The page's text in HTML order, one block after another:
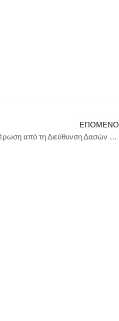
ΕΠΌΜΕΝΟ
Δήμος Καστοριάς: Ενημέρωση από τη Διεύθυνση Δασών Καστοριάς σχετικά με την παραμονή αλεπούδων επί της οδού Γράμμου